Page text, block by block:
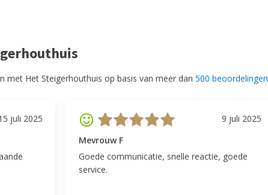
met Het Steigerhouthuis op basis van meer dan 500 beoordelingen
juli 2025
9 juli 2025
Mevrouw F
Goede communicatie, snelle reactie, goede
service.